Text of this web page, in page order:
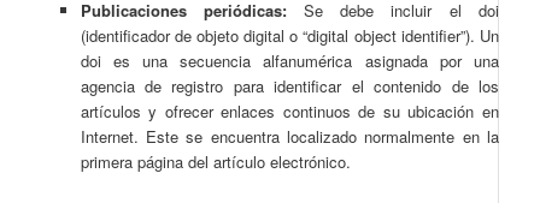
Publicaciones periódicas:Se debe incluir el doi
(identificador de objeto digital o “digital object identifier”). Un
doi es una secuencia alfanumérica asignada por una
agencia de registro para identificar el contenido de los
artículos y ofrecer enlaces continuos de su ubicación en
Internet. Este se encuentra localizado normalmente en la
primera página del artículo electrónico.